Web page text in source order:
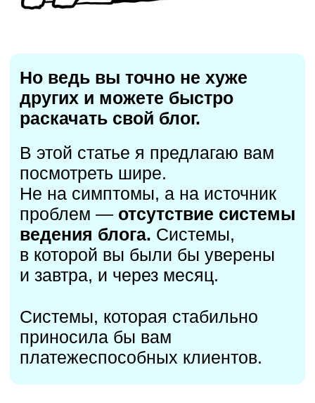
Без системы ведения контента
и очень переживал за свой блог.
Я начал искать… сутками
изучать других экспертов…
но все существующие решения
казались какими-то костылями,
которые подходят только одному
конкретному человеку.
У меня не было ощущения
стабильности и уверенности,
что завтра ко мне снова
придут клиенты.С чего вдруг?
Может это была случайность?
Охваты же тоже невысокие.
систему сам… Она очень
простая и интуитивная.
Мне кажется уже все знают, как